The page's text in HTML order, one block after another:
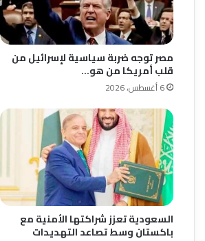
مصر توجه ضربة سياسية لإسرائيل من
قلب أمريكا من هو…
6 أغسطس، 2026
السعودية تعزز شراكتها الأمنية مع
باكستان وسط تصاعد التهديدات